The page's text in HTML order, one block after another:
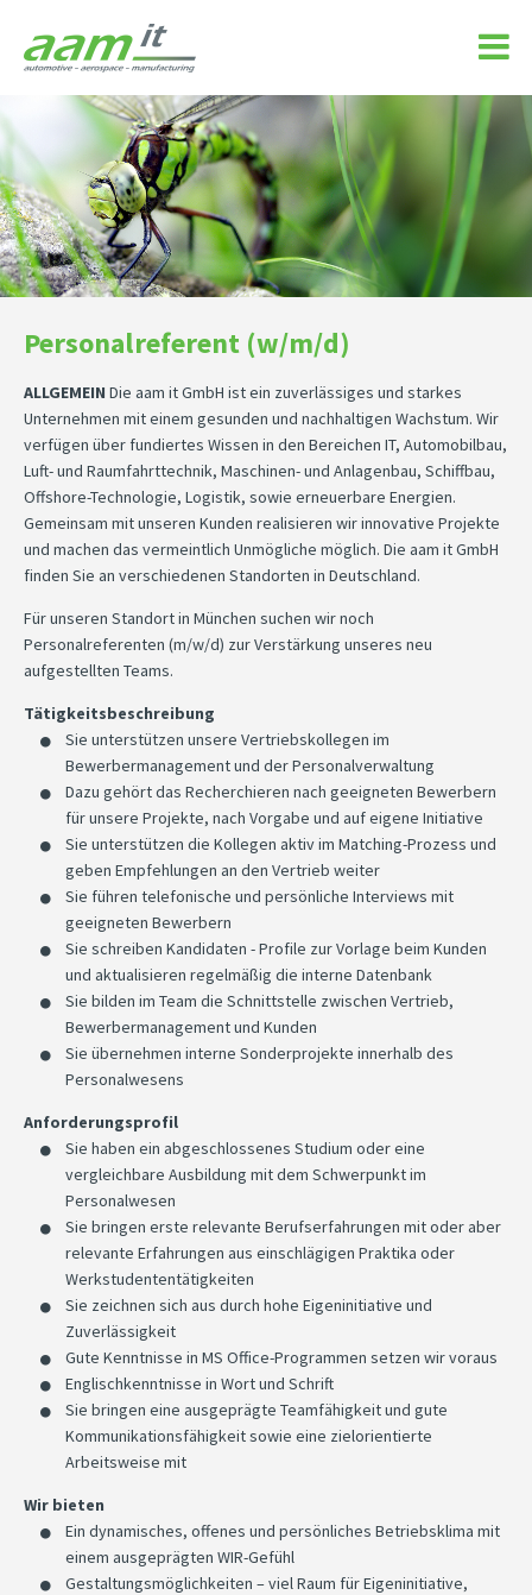
ZURÜCK
SCHWESTERUNTERNEHMEN
SCHLIESSEN
ZURÜCK
ENGINEERING
IT
KAUFMÄNNISCH
PROJEKTE
SCHLIESSEN
ZURÜCK
BEWERBUNGSPROZESS
SCHLIESSEN
ZURÜCK
BERICHTE
SCHLIESSEN
ZURÜCK
DATENSCHUTZERKLÄRUNG
INITIATIVBEWERBUNG
SCHLIESSEN
ZURÜCK
AKTUELLES DETAILS
GUTE TATEN
DETAILS
VERANSTALTUNGEN
DETAILS
PRESSE
DETAILS
UNTERSTÜTZTE VEREINE
ARCHIV
SCHLIESSEN
ZURÜCK
HAMBURG
KIEL
WISMAR
SCHLIESSEN
Personalreferent (w/m/d)
ALLGEMEIN Die aam it GmbH ist ein zuverlässiges und starkes
Unternehmen mit einem gesunden und nachhaltigen Wachstum. Wir
verfügen über fundiertes Wissen in den Bereichen IT, Automobilbau,
Luft- und Raumfahrttechnik, Maschinen- und Anlagenbau, Schiffbau,
Offshore-Technologie, Logistik, sowie erneuerbare Energien.
Gemeinsam mit unseren Kunden realisieren wir innovative Projekte
und machen das vermeintlich Unmögliche möglich. Die aam it GmbH
finden Sie an verschiedenen Standorten in Deutschland.
Für unseren Standort in München suchen wir noch
Personalreferenten (m/w/d) zur Verstärkung unseres neu
aufgestellten Teams.
Tätigkeitsbeschreibung
Sie unterstützen unsere Vertriebskollegen im
Bewerbermanagement und der Personalverwaltung
Dazu gehört das Recherchieren nach geeigneten Bewerbern
für unsere Projekte, nach Vorgabe und auf eigene Initiative
Sie unterstützen die Kollegen aktiv im Matching-Prozess und
geben Empfehlungen an den Vertrieb weiter
Sie führen telefonische und persönliche Interviews mit
geeigneten Bewerbern
Sie schreiben Kandidaten - Profile zur Vorlage beim Kunden
und aktualisieren regelmäßig die interne Datenbank
Sie bilden im Team die Schnittstelle zwischen Vertrieb,
Bewerbermanagement und Kunden
Sie übernehmen interne Sonderprojekte innerhalb des
Personalwesens
Anforderungsprofil
Sie haben ein abgeschlossenes Studium oder eine
vergleichbare Ausbildung mit dem Schwerpunkt im
Personalwesen
Sie bringen erste relevante Berufserfahrungen mit oder aber
relevante Erfahrungen aus einschlägigen Praktika oder
Werkstudententätigkeiten
Sie zeichnen sich aus durch hohe Eigeninitiative und
Zuverlässigkeit
Gute Kenntnisse in MS Office-Programmen setzen wir voraus
Englischkenntnisse in Wort und Schrift
Sie bringen eine ausgeprägte Teamfähigkeit und gute
Kommunikationsfähigkeit sowie eine zielorientierte
Arbeitsweise mit
Wir bieten
Ein dynamisches, offenes und persönliches Betriebsklima mit
einem ausgeprägten WIR-Gefühl
Gestaltungsmöglichkeiten – viel Raum für Eigeninitiative,